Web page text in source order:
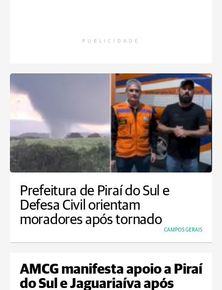
PUBLICIDADE
Prefeitura de Piraí do Sul e
Defesa Civil orientam
moradores após tornado
CAMPOS GERAIS
AMCG manifesta apoio a Piraí
do Sul e Jaguariaíva após